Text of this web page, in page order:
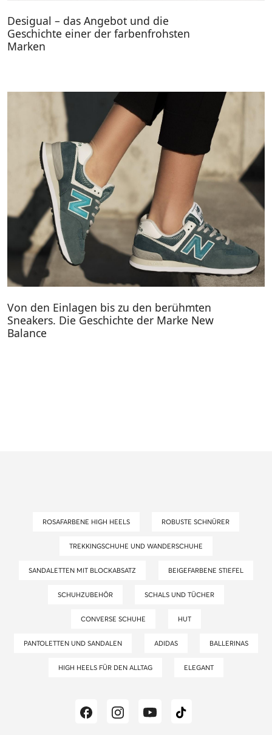
Desigual – das Angebot und die
Geschichte einer der farbenfrohsten
Marken
Von den Einlagen bis zu den berühmten
Sneakers. Die Geschichte der Marke New
Balance
ROSAFARBENE HIGH HEELS ROBUSTE SCHNÜRER
TREKKINGSCHUHE UND WANDERSCHUHE
SANDALETTEN MIT BLOCKABSATZ BEIGEFARBENE STIEFEL
SCHUHZUBEHÖR SCHALS UND TÜCHER
CONVERSE SCHUHE HUT
PANTOLETTEN UND SANDALEN ADIDAS BALLERINAS
HIGH HEELS FÜR DEN ALLTAG ELEGANT